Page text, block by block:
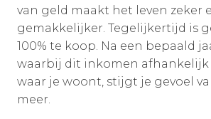
van geld maakt het leven zeker
gemakkelijker. Tegelijkertijd is
100% te koop. Na een bepaald
waarbij dit inkomen afhankelijk
waar je woont, stijgt je gevoel
meer.